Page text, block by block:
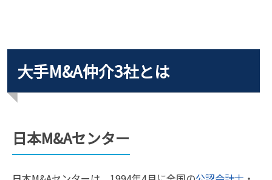
大手M&A仲介3社とは
日本M&Aセンター